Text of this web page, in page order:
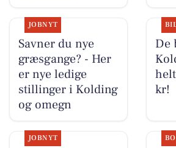
JOBNYT
Savner du nye
græsgange? - Her
er nye ledige
stillinger i Kolding
og omegn
De
kr!
JOBNYT